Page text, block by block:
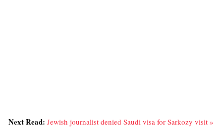
Next Read: Jewish journalist denied Saudi visa for Sarkozy visit »